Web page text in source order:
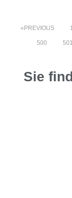
PREVIOUS
500 501
Sie